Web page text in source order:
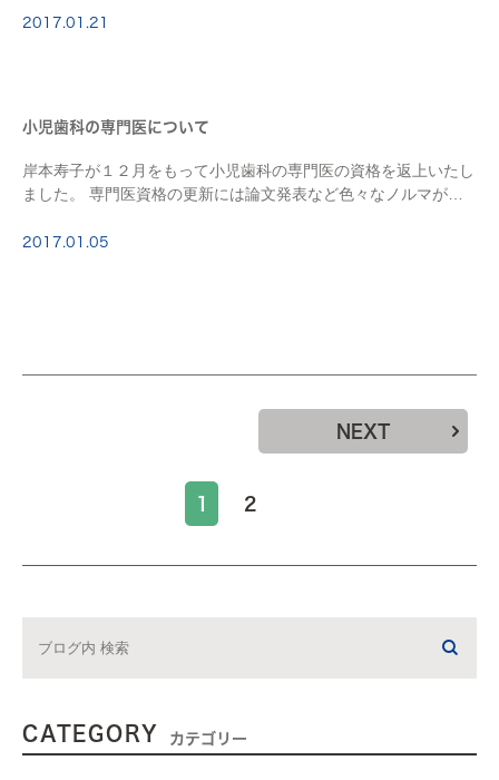
講座は１８人の募集ですがネット申し込みで４分 […]
2017.01.21
小児歯科の専門医について
岸本寿子が１２月をもって小児歯科の専門医の資格を返上いたし
ました。 専門医資格の更新には論文発表など色々なノルマが設
歳までと本人が決めており、 今回の更新時期を持 […]
2017.01.05
1 2
NEXT
CATEGORY カテゴリー